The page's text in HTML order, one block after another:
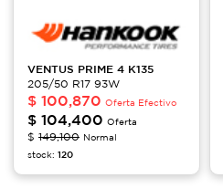
VENTUS PRIME 4 K135
205/50 R17 93W
$ 100,870 Oferta Efectivo
$ 104,400 Oferta
$ 149,100 Normal
stock: 120